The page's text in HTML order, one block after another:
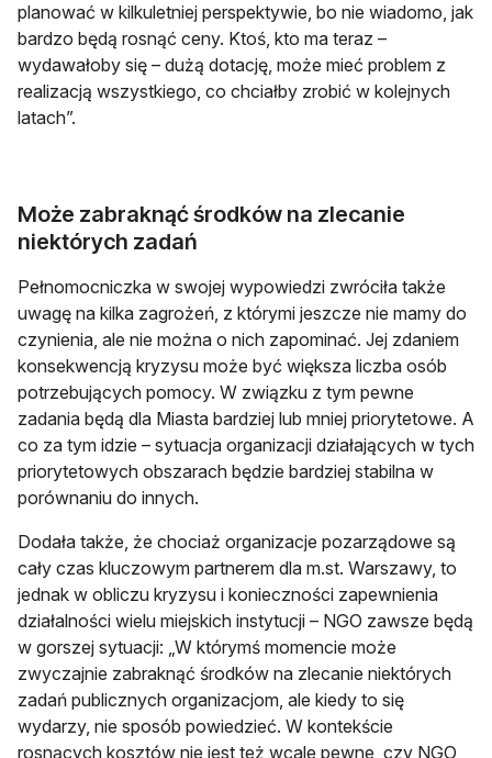
planować w kilkuletniej perspektywie, bo nie wiadomo, jak
bardzo będą rosnąć ceny. Ktoś, kto ma teraz –
wydawałoby się – dużą dotację, może mieć problem z
realizacją wszystkiego, co chciałby zrobić w kolejnych
latach”.
Może zabraknąć środków na zlecanie
niektórych zadań
Pełnomocniczka w swojej wypowiedzi zwróciła także
uwagę na kilka zagrożeń, z którymi jeszcze nie mamy do
czynienia, ale nie można o nich zapominać. Jej zdaniem
konsekwencją kryzysu może być większa liczba osób
potrzebujących pomocy. W związku z tym pewne
zadania będą dla Miasta bardziej lub mniej priorytetowe. A
co za tym idzie – sytuacja organizacji działających w tych
priorytetowych obszarach będzie bardziej stabilna w
porównaniu do innych.
Dodała także, że chociaż organizacje pozarządowe są
cały czas kluczowym partnerem dla m.st. Warszawy, to
jednak w obliczu kryzysu i konieczności zapewnienia
działalności wielu miejskich instytucji – NGO zawsze będą
w gorszej sytuacji: „W którymś momencie może
zwyczajnie zabraknąć środków na zlecanie niektórych
zadań publicznych organizacjom, ale kiedy to się
wydarzy, nie sposób powiedzieć. W kontekście
rosnących kosztów nie jest też wcale pewne, czy NGO